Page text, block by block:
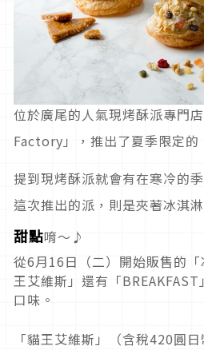
位於廣尾的人氣現烤酥派專門
Factory」，推出了夏季限定的
提到現烤酥派就會有在寒冷的
這次推出的派，則是夾著冰淇淋
甜點唷～♪
從6月16日（二）開始販售的
王艾維斯」還有「
口味。
「貓王艾維斯」（含稅420圓